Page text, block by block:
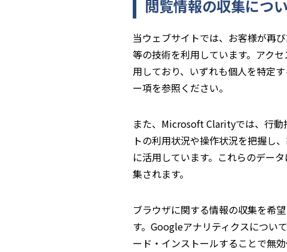
閲覧情報の収集につ
当ウェブサイトでは、お客様が再
等の技術を利用しています。アク
用しており、いずれも個人を特定
ー項を参照ください。
また、Microsoft Clarityでは、行動
トの利用状況や操作状況を把握し
に活用しています。これらのデー
集されます。
ブラウザに関する情報の収集を希
す。Googleアナリティクスについ
ード・インストールすることで無